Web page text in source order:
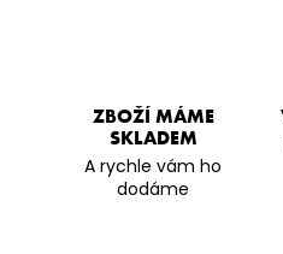
ZBOŽÍ MÁME
SKLADEM
A rychle vám ho
dodáme